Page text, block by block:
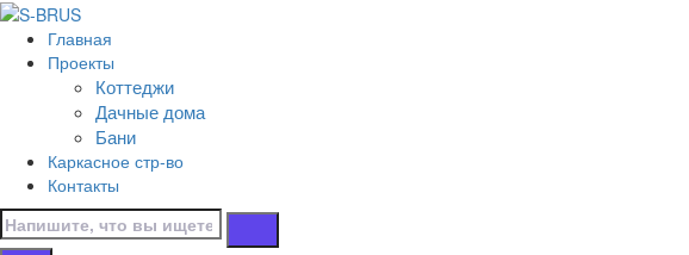
Перейти к контенту
Главная
Проекты
Коттеджи
Дачные дома
Бани
Каркасное стр-во
Контакты
Коттеджи
/
Зимние
/